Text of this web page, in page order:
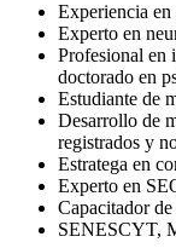
Experiencia en
Experto en
Profesional en
doctorado en
Estudiante de
Desarrollo de
registrados y
Estratega en
Experto en
Capacitador
SENESCYT,